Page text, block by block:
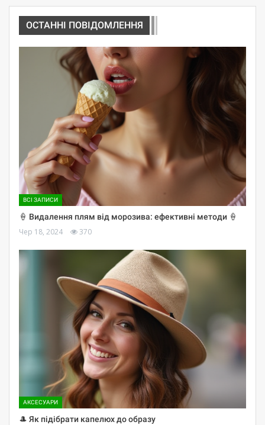
ОСТАННІ ПОВІДОМЛЕННЯ
ВСІ ЗАПИСИ
🍦 Видалення плям від морозива: ефективні методи 🍦
Чер 18, 2024 370
АКСЕСУАРИ
🎩 Як підібрати капелюх до образу